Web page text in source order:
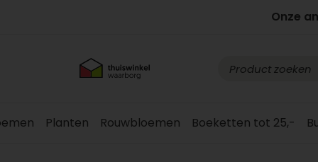
Onze
Planten Rouwbloemen Boeketten tot 25,-